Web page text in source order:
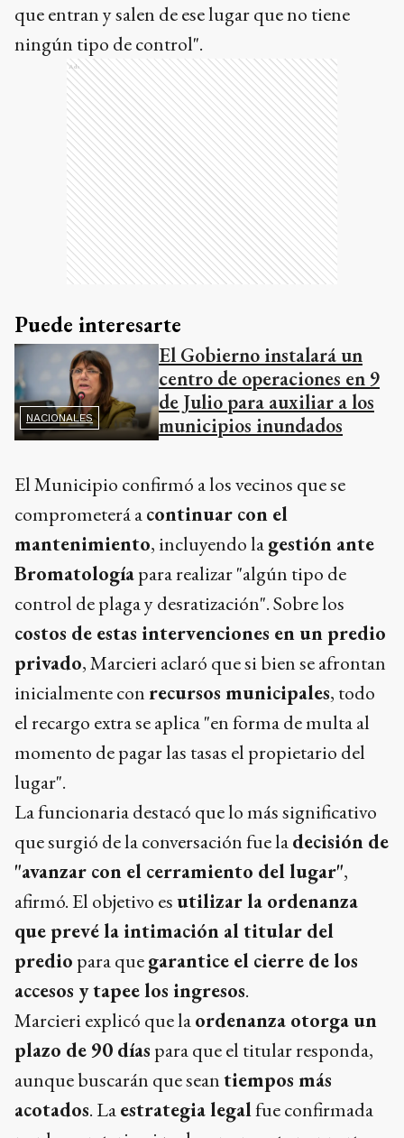
que entran y salen de ese lugar que no tiene
ningún tipo de control".
Ads
Puede interesarte
NACIONALES
El Gobierno instalará un
centro de operaciones en 9
de Julio para auxiliar a los
municipios inundados
El Municipio confirmó a los vecinos que se
comprometerá acontinuar con el
mantenimiento, incluyendo lagestión ante
Bromatologíapara realizar "algún tipo de
control de plaga y desratización". Sobre los
costos de estas intervenciones en un predio
privado, Marcieri aclaró que si bien se afrontan
inicialmente conrecursos municipales, todo
el recargo extra se aplica "en forma de multa al
momento de pagar las tasas el propietario del
lugar".
La funcionaria destacó que lo más significativo
que surgió de la conversación fue ladecisión de
"avanzar con el cerramiento del lugar",
afirmó. El objetivo esutilizar la ordenanza
que prevé la intimación al titular del
predio para quegarantice el cierre de los
accesos y tapee los ingresos.
Marcieri explicó que laordenanza otorga un
plazo de 90 días para que el titular responda,
aunque buscarán que seantiempos más
acotados. Laestrategia legalfue confirmada